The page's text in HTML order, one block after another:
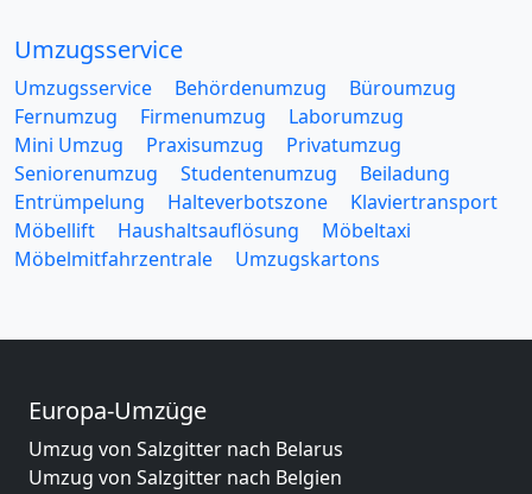
Umzugsservice
Umzugsservice Behördenumzug
Büroumzug
Fernumzug
Firmenumzug
Laborumzug
Mini Umzug
Praxisumzug
Privatumzug
Seniorenumzug
Studentenumzug
Beiladung
Entrümpelung
Halteverbotszone
Klaviertransport
Möbellift
Haushaltsauflösung
Möbeltaxi
Möbelmitfahrzentrale
Umzugskartons
Europa-Umzüge
Umzug von Salzgitter nach Belarus
Umzug von Salzgitter nach Belgien